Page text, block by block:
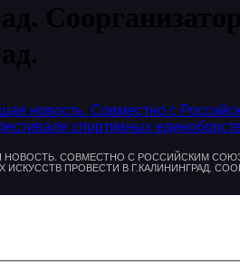
новость. Совместно с
спортивных
НОВОСТЬ. СОВМЕСТНО С РОССИЙСКИМ
ИСКУССТВ ПРОВЕСТИ В Г.КАЛИНИНГРАД.